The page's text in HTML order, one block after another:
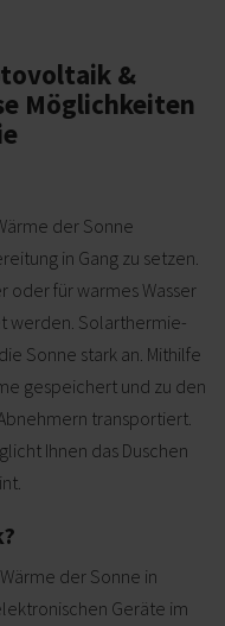
&
Möglichkeiten
der Sonne
in Gang zu setzen.
oder für warmes Wasser
werden. Solarthermie-
Sonne stark an. Mithilfe
gespeichert und zu den
transportiert.
Ihnen das Duschen
der Sonne in
Geräte im